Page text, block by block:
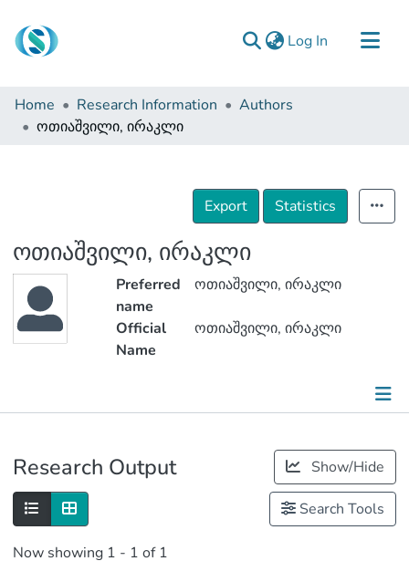
Log In (current)
Communities & Collections
Browse
Home Research Information
Authors
ოთიაშვილი, ირაკლი
Export Statistics
ოთიაშვილი, ირაკლი
Preferred
name
ოთიაშვილი, ირაკლი
Official
Name
ოთიაშვილი, ირაკლი
Research Output Show/Hide
Search Tools
Now showing 1 - 1 of 1